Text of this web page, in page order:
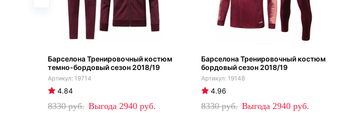
Барселона Тренировочный костюм
темно-бордовый сезон 2018/19
19714
4.84
8330 2940
Барселона Тренировочный костюм
бордовый сезон 2018/19
19148
4.96
8330 2940